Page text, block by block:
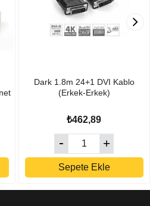
Dark 1.8m 24+1 DVI Kablo
(Erkek-Erkek)
₺462,89
Sepete Ekle